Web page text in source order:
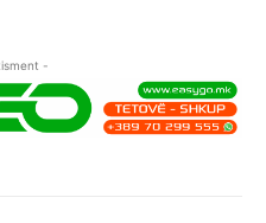
-